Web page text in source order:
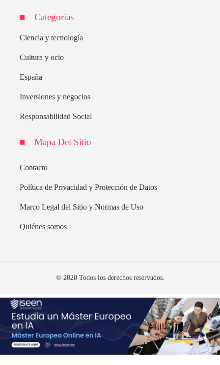
Categorías
Ciencia y tecnología
Cultura y ocio
España
Inversiones y negocios
Responsabilidad Social
Mapa Del Sitio
Contacto
Política de Privacidad y Protección de Datos
Marco Legal del Sitio y Normas de Uso
Quiénes somos
© 2020 Todos los derechos reservados.